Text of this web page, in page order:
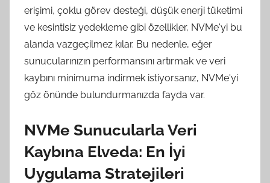
erişimi, çoklu görev desteği, düşük enerji tüketimi
ve kesintisiz yedekleme gibi özellikler, NVMe'yi bu
alanda vazgeçilmez kılar. Bu nedenle, eğer
sunucularınızın performansını artırmak ve veri
kaybını minimuma indirmek istiyorsanız, NVMe'yi
göz önünde bulundurmanızda fayda var.
NVMe Sunucularla Veri
Kaybına Elveda: En İyi
Uygulama Stratejileri